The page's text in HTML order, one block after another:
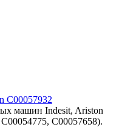
C00057932
машин Indesit, Ariston
C00057658).